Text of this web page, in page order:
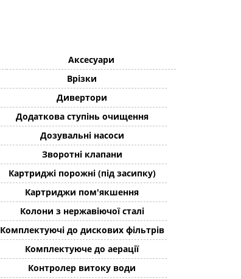
Аксесуари
Врізки
Дивертори
Додаткова ступінь очищення
Дозувальні насоси
Зворотні клапани
Картриджі порожні (під засипку)
Картриджи пом'якшення
Колони з нержавіючої сталі
Комплектуючі до дискових фільтрів
Комплектуюче до аерації
Контролер витоку води